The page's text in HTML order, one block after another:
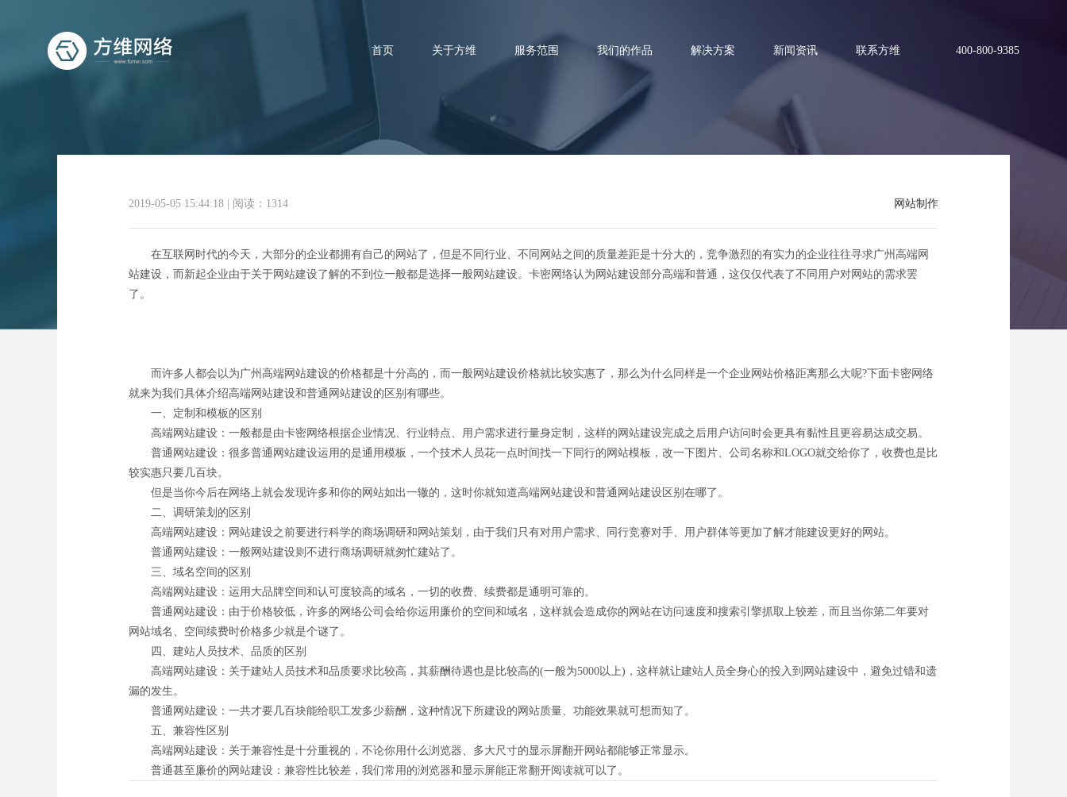
首页 关于方维 服务范围 我们的作品 解决方案 新闻资讯 联系方维 400-800-9385
网站制作
2019-05-05 15:44:18 阅读：1314
在互联网时代的今天，大部分的企业都拥有自己的网站了，但是不同行业、不同网站之间的质量差距是十分大的，竞争激烈的有实力的企业往往寻求广州高端网
站建设，而新起企业由于关于网站建设了解的不到位一般都是选择一般网站建设。卡密网络认为网站建设部分高端和普通，这仅仅代表了不同用户对网站的需求罢
了。
而许多人都会以为广州高端网站建设的价格都是十分高的，而一般网站建设价格就比较实惠了，那么为什么同样是一个企业网站价格距离那么大呢?下面卡密网络
就来为我们具体介绍高端网站建设和普通网站建设的区别有哪些。
一、定制和模板的区别
高端网站建设：一般都是由卡密网络根据企业情况、行业特点、用户需求进行量身定制，这样的网站建设完成之后用户访问时会更具有黏性且更容易达成交易。
普通网站建设：很多普通网站建设运用的是通用模板，一个技术人员花一点时间找一下同行的网站模板，改一下图片、公司名称和LOGO就交给你了，收费也是比
较实惠只要几百块。
但是当你今后在网络上就会发现许多和你的网站如出一辙的，这时你就知道高端网站建设和普通网站建设区别在哪了。
二、调研策划的区别
高端网站建设：网站建设之前要进行科学的商场调研和网站策划，由于我们只有对用户需求、同行竞赛对手、用户群体等更加了解才能建设更好的网站。
普通网站建设：一般网站建设则不进行商场调研就匆忙建站了。
三、域名空间的区别
高端网站建设：运用大品牌空间和认可度较高的域名，一切的收费、续费都是通明可靠的。
普通网站建设：由于价格较低，许多的网络公司会给你运用廉价的空间和域名，这样就会造成你的网站在访问速度和搜索引擎抓取上较差，而且当你第二年要对
网站域名、空间续费时价格多少就是个谜了。
四、建站人员技术、品质的区别
高端网站建设：关于建站人员技术和品质要求比较高，其薪酬待遇也是比较高的(一般为5000以上)，这样就让建站人员全身心的投入到网站建设中，避免过错和遗
漏的发生。
普通网站建设：一共才要几百块能给职工发多少薪酬，这种情况下所建设的网站质量、功能效果就可想而知了。
五、兼容性区别
高端网站建设：关于兼容性是十分重视的，不论你用什么浏览器、多大尺寸的显示屏翻开网站都能够正常显示。
普通甚至廉价的网站建设：兼容性比较差，我们常用的浏览器和显示屏能正常翻开阅读就可以了。